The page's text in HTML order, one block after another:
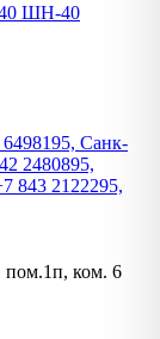
40 ШН-40
Санк-
2480895,
843 2122295,
пом.1п, ком. 6